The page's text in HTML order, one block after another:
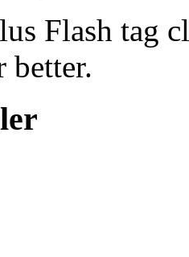
Flash tag
better.